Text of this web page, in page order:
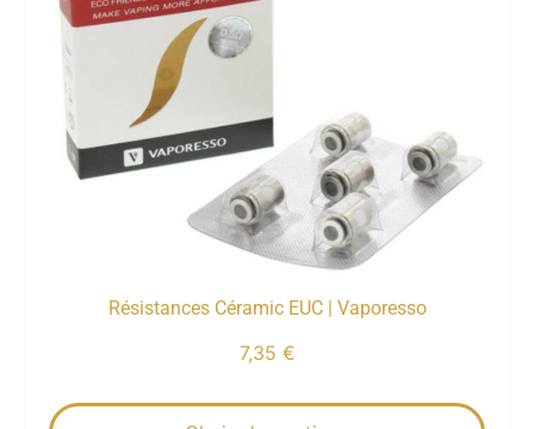
Résistances Céramic EUC | Vaporesso
7,35 €